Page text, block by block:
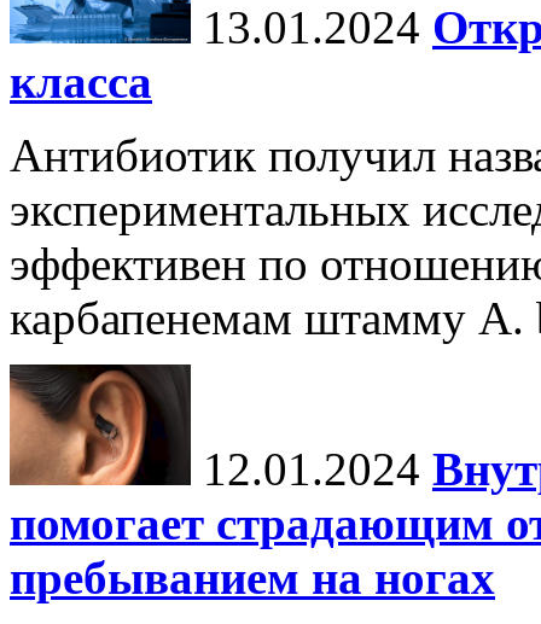
13.01.2024
класса
Антибиотик получил
экспериментальных
эффективен по
карбапенемам штамму
12.01.2024
помогает страдающим
пребыванием на ногах